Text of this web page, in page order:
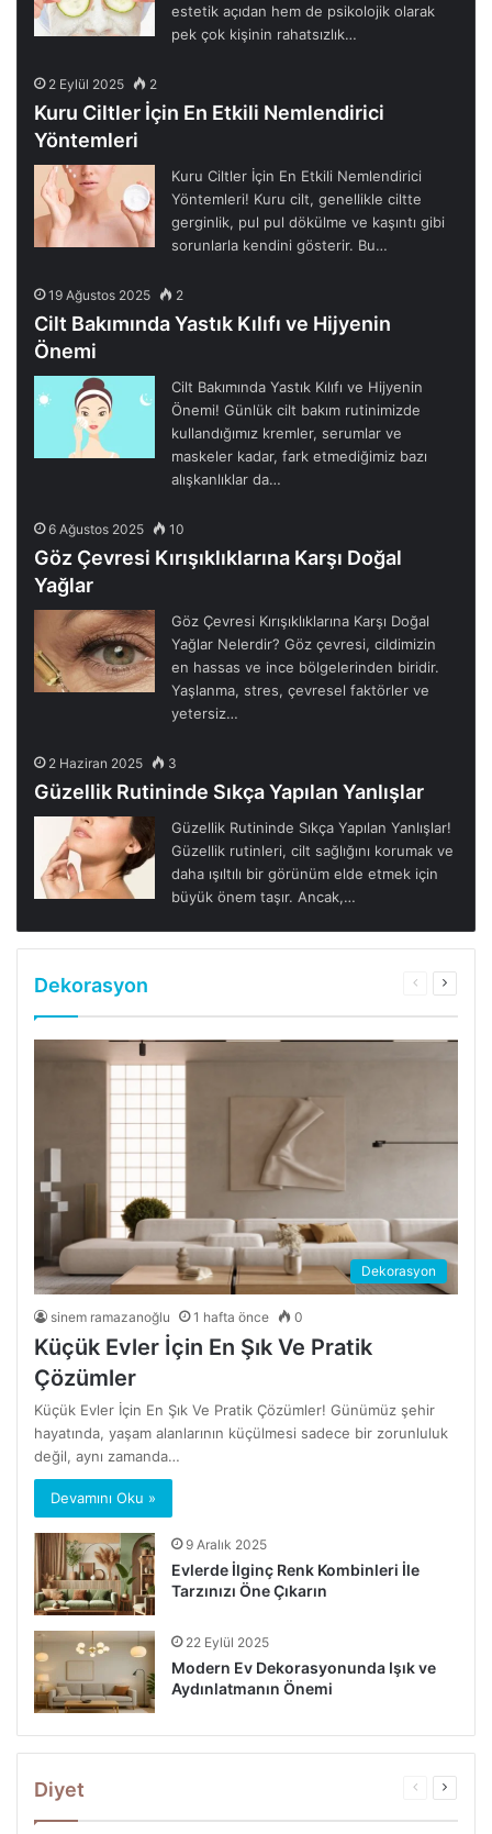
estetik açıdan hem de psikolojik olarak
pek çok kişinin rahatsızlık…
2 Eylül 2025 2
Kuru Ciltler İçin En Etkili Nemlendirici
Yöntemleri
Kuru Ciltler İçin En Etkili Nemlendirici
Yöntemleri! Kuru cilt, genellikle ciltte
gerginlik, pul pul dökülme ve kaşıntı gibi
sorunlarla kendini gösterir. Bu…
19 Ağustos 2025 2
Cilt Bakımında Yastık Kılıfı ve Hijyenin
Önemi
Cilt Bakımında Yastık Kılıfı ve Hijyenin
Önemi! Günlük cilt bakım rutinimizde
kullandığımız kremler, serumlar ve
maskeler kadar, fark etmediğimiz bazı
alışkanlıklar da…
6 Ağustos 2025 10
Göz Çevresi Kırışıklıklarına Karşı Doğal
Yağlar
Göz Çevresi Kırışıklıklarına Karşı Doğal
Yağlar Nelerdir? Göz çevresi, cildimizin
en hassas ve ince bölgelerinden biridir.
Yaşlanma, stres, çevresel faktörler ve
yetersiz…
2 Haziran 2025 3
Güzellik Rutininde Sıkça Yapılan Yanlışlar
Güzellik Rutininde Sıkça Yapılan Yanlışlar!
Güzellik rutinleri, cilt sağlığını korumak ve
daha ışıltılı bir görünüm elde etmek için
büyük önem taşır. Ancak,…
Dekorasyon
ÖncekiSonraki
Dekorasyon
sinem ramazanoğlu 1 hafta önce 0
Küçük Evler İçin En Şık Ve Pratik
Çözümler
Küçük Evler İçin En Şık Ve Pratik Çözümler! Günümüz şehir
hayatında, yaşam alanlarının küçülmesi sadece bir zorunluluk
değil, aynı zamanda…
Devamını Oku »
9 Aralık 2025
Evlerde İlginç Renk Kombinleri İle
Tarzınızı Öne Çıkarın
22 Eylül 2025
Modern Ev Dekorasyonunda Işık ve
Aydınlatmanın Önemi
Diyet
ÖncekiSonraki